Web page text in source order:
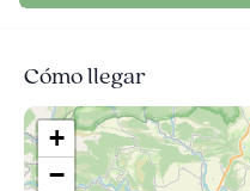
Cómo llegar
+
−